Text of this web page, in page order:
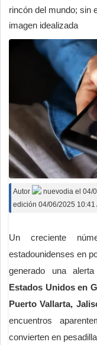
rincón del mundo; sin
imagen idealizada
Autor nuevodia el 04/
edición 04/06/2025 10:41
Un creciente
estadounidenses en
generado una
Estados Unidos en
Puerto Vallarta,
encuentros
convierten en